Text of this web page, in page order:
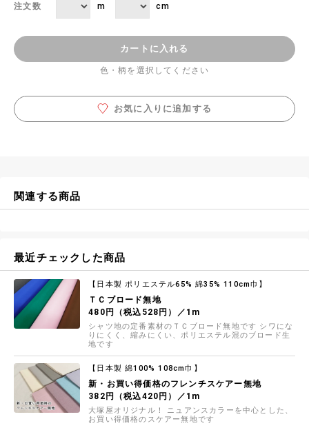
注文数 m cm
カートに入れる
色・柄を選択してください
お気に入りに追加する
関連する商品
最近チェックした商品
【日本製 ポリエステル65% 綿35% 110cm巾】
ＴＣブロード無地
480円（税込528円）／1m
シャツ地の定番素材のＴＣブロード無地です シワにな
りにくく、縮みにくい、ポリエステル混のブロード生
地です
【日本製 綿100% 108cm巾】
新・お買い得価格のフレンチスケアー無地
382円（税込420円）／1m
大塚屋オリジナル！ ニュアンスカラーを中心とした、
お買い得価格のスケアー無地です